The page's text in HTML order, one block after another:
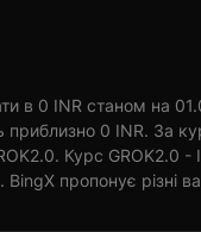
в 0 INR станом на
приблизно 0 INR. За
Курс GROK2.0 -
пропонує різні